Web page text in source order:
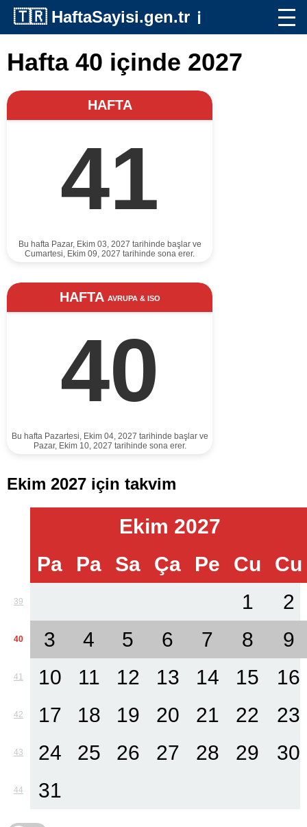
🇹🇷 HaftaSayisi.gen.tr ℹ️
Hafta 40 içinde 2027
HAFTA
41
Bu hafta Pazar, Ekim 03, 2027 tarihinde başlar ve
Cumartesi, Ekim 09, 2027 tarihinde sona erer.
HAFTA AVRUPA & ISO
40
Bu hafta Pazartesi, Ekim 04, 2027 tarihinde başlar ve
Pazar, Ekim 10, 2027 tarihinde sona erer.
Ekim 2027 için takvim
Ekim 2027
Pa
Pa Sa Ça Pe Cu Cu
39 1 2
40 3 4 5 6 7 8 9
41 10 11 12 13 14 15 16
42 17 18 19 20 21 22 23
43 24 25 26 27 28 29 30
44 31